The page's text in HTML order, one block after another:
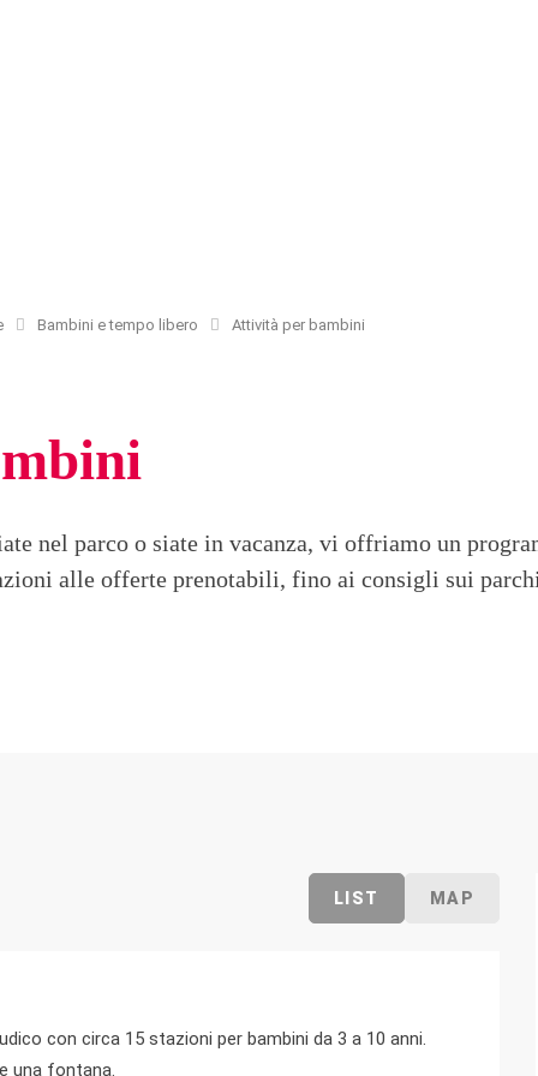
Bambini e tempo libero Attività per bambini
nel parco o siate in vacanza, vi offriamo un
alle offerte prenotabili, fino ai consigli sui
LIST MAP
con circa 15 stazioni per bambini da 3 a 10 anni.
una fontana.